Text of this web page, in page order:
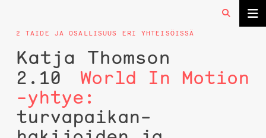
2 TAIDE JA OSALLISUUS ERI YHTEISÖISSÄ
Katja Thomson
2.10
World In Motion
-yhtye:
turvapaikan­